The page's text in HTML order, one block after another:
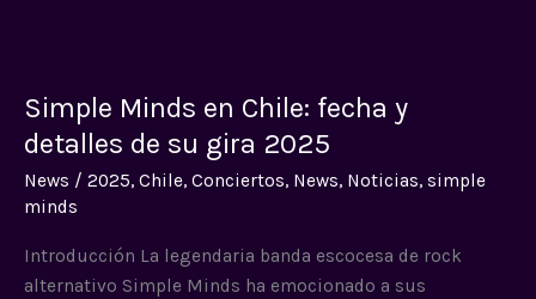
Simple Minds en Chile: fecha y
detalles de su gira 2025
News / 2025, Chile, Conciertos, News, Noticias, simple
minds
Introducción La legendaria banda escocesa de rock
alternativo Simple Minds ha emocionado a sus
en
Chile:
de
su